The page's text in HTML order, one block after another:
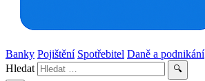
Banky Pojištění Spotřebitel Daně a podnikání
Hledat
🔍